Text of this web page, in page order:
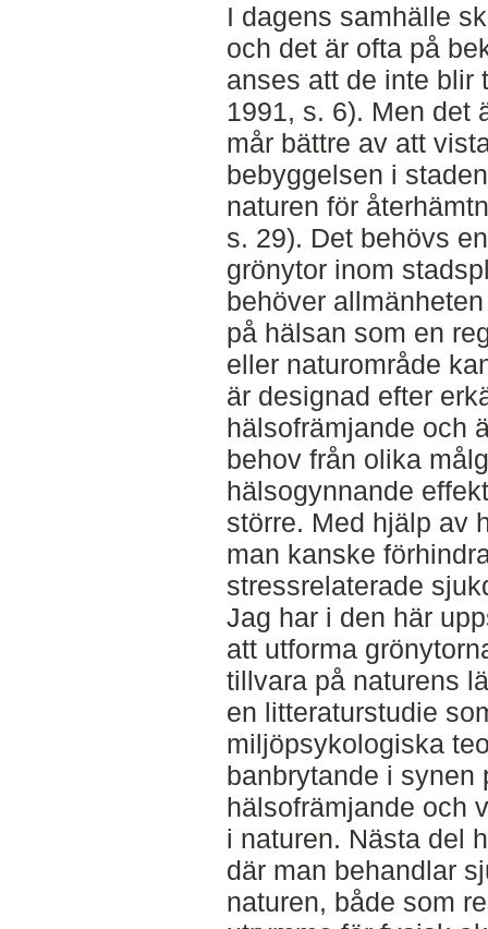
I dagens samhälle
och det är ofta på
anses att de inte blir
1991, s. 6). Men det
mår bättre av att
bebyggelsen i
naturen för
s. 29). Det behövs
grönytor inom
behöver
på hälsan som en
eller naturområde
är designad efter
hälsofrämjande och
behov från olika
hälsogynnande
större. Med hjälp av
man kanske
stressrelaterade
Jag har i den här
att utforma
tillvara på naturens
en litteraturstudie
miljöpsykologiska
banbrytande i synen
hälsofrämjande och
i naturen. Nästa del
där man behandlar
naturen, både som